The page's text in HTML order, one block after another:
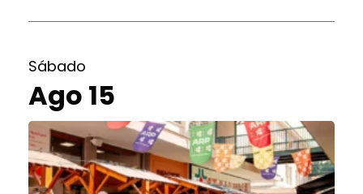
Sábado
Ago 15